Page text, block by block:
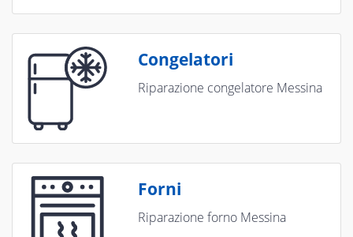
Congelatori
Riparazione congelatore Messina
Forni
Riparazione forno Messina